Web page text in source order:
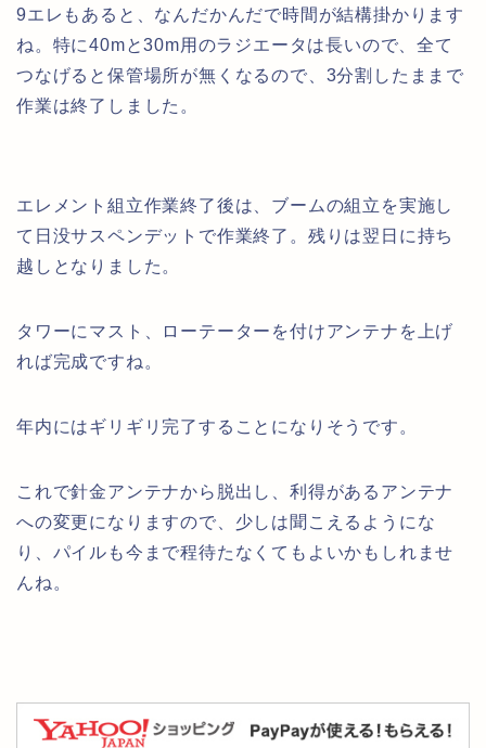
9エレもあると、なんだかんだで時間が結構掛かります
ね。特に40mと30m用のラジエータは長いので、全て
つなげると保管場所が無くなるので、3分割したままで
作業は終了しました。
エレメント組立作業終了後は、ブームの組立を実施し
て日没サスペンデットで作業終了。残りは翌日に持ち
越しとなりました。
タワーにマスト、ローテーターを付けアンテナを上げ
れば完成ですね。
年内にはギリギリ完了することになりそうです。
これで針金アンテナから脱出し、利得があるアンテナ
への変更になりますので、少しは聞こえるようにな
り、パイルも今まで程待たなくてもよいかもしれませ
んね。